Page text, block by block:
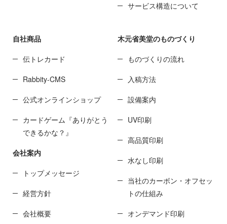
サービス構造について
自社商品
伝トレカード
Rabbity-CMS
公式オンラインショップ
カードゲーム『ありがとう
できるかな？』
会社案内
トップメッセージ
経営方針
会社概要
木元省美堂のものづくり
ものづくりの流れ
入稿方法
設備案内
UV印刷
高品質印刷
水なし印刷
当社のカーボン・オフセッ
トの仕組み
オンデマンド印刷